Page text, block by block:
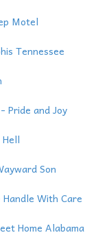
Motel
Tennessee
Pride and Joy
Son
With Care
Home Alabama